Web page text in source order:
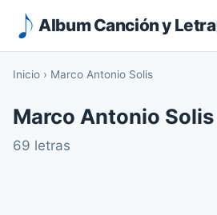
Album Canción y Letra
Inicio › Marco Antonio Solis
Marco Antonio Solis
69 letras